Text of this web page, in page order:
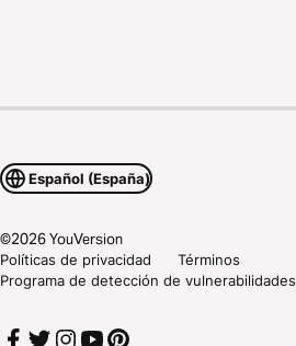
Español (España)
©2026YouVersion
Políticas de privacidad
Términos
Programa de detección de vulnerabilidades